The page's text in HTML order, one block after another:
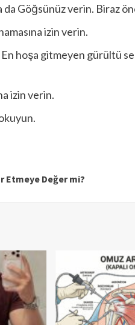
da Göğsünüz verin. Biraz
izin verin.
hoşa gitmeyen gürültü
izin verin.
Etmeye Değer mi?